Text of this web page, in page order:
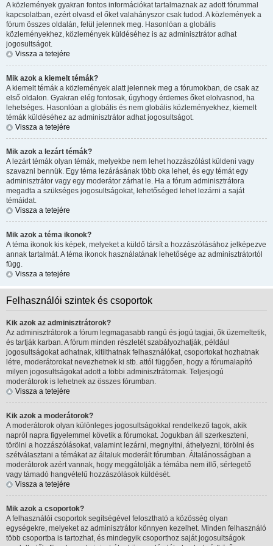
A közlemények gyakran fontos információkat tartalmaznak az adott fórummal
kapcsolatban, ezért olvasd el őket valahányszor csak tudod. A közlemények a
fórum összes oldalán, felül jelennek meg. Hasonlóan a globális
közleményekhez, közlemények küldéséhez is az adminisztrátor adhat
jogosultságot.
Vissza a tetejére
Mik azok a kiemelt témák?
A kiemelt témák a közlemények alatt jelennek meg a fórumokban, de csak az
első oldalon. Gyakran elég fontosak, úgyhogy érdemes őket elolvasnod, ha
lehetséges. Hasonlóan a globális és nem globális közleményekhez, kiemelt
témák küldéséhez az adminisztrátor adhat jogosultságot.
Vissza a tetejére
Mik azok a lezárt témák?
A lezárt témák olyan témák, melyekbe nem lehet hozzászólást küldeni vagy
szavazni bennük. Egy téma lezárásának több oka lehet, és egy témát egy
adminisztrátor vagy egy moderátor zárhat le. Ha a fórum adminisztrátora
megadta a szükséges jogosultságokat, lehetőséged lehet lezárni a saját
témáidat.
Vissza a tetejére
Mik azok a téma ikonok?
A téma ikonok kis képek, melyeket a küldő társít a hozzászólásához jelképezve
annak tartalmát. A téma ikonok használatának lehetősége az adminisztrátortól
függ.
Vissza a tetejére
Felhasználói szintek és csoportok
Kik azok az adminisztrátorok?
Az adminisztrátorok a fórum legmagasabb rangú és jogú tagjai, ők üzemeltetik,
és tartják karban. A fórum minden részletét szabályozhatják, például
jogosultságokat adhatnak, kitilthatnak felhasználókat, csoportokat hozhatnak
létre, moderátorokat nevezhetnek ki stb. attól függően, hogy a fórumalapító
milyen jogosultságokat adott a többi adminisztrátornak. Teljesjogú
moderátorok is lehetnek az összes fórumban.
Vissza a tetejére
Kik azok a moderátorok?
A moderátorok olyan különleges jogosultságokkal rendelkező tagok, akik
napról napra figyelemmel követik a fórumokat. Jogukban áll szerkeszteni,
törölni a hozzászólásokat, valamint lezárni, megnyitni, áthelyezni, törölni és
szétválasztani a témákat az általuk moderált fórumban. Általánosságban a
moderátorok azért vannak, hogy meggátolják a témába nem illő, sértegető
vagy támadó hangvételű hozzászólások küldését.
Vissza a tetejére
Mik azok a csoportok?
A felhasználói csoportok segítségével felosztható a közösség olyan
egységekre, melyeket az adminisztrátor könnyen kezelhet. Minden felhasználó
több csoportba is tartozhat, és mindegyik csoporthoz saját jogosultságok